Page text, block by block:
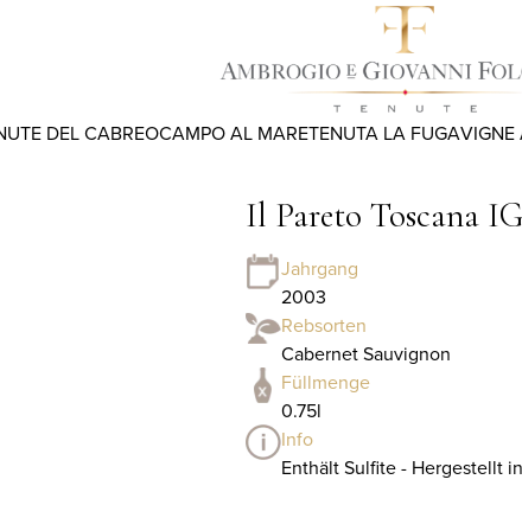
DEL CABREOCAMPO AL MARETENUTA LA FUGAVIGNE
Il Pareto Toscana
Jahrgang
2003
Rebsorten
Cabernet Sauvignon
Füllmenge
0.75l
Info
Enthält Sulfite - Hergestellt